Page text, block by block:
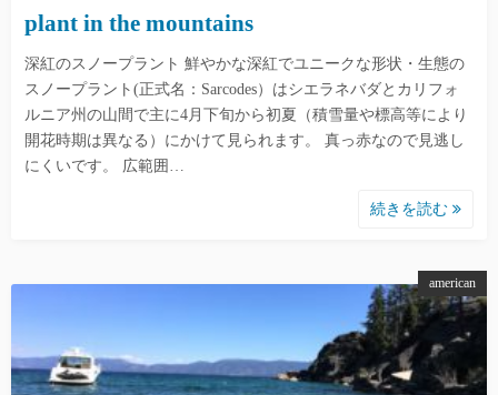
plant in the mountains
深紅のスノープラント 鮮やかな深紅でユニークな形状・生態の
スノープラント(正式名：Sarcodes）はシエラネバダとカリフォ
ルニア州の山間で主に4月下旬から初夏（積雪量や標高等により
開花時期は異なる）にかけて見られます。 真っ赤なので見逃し
にくいです。 広範囲…
続きを読む
american